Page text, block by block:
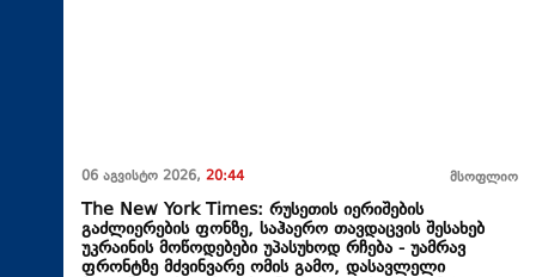
06 აგვისტო 2026, 20:44 მსოფლიო
The New York Times: რუსეთის იერიშების
გაძლიერების ფონზე, საჰაერო თავდაცვის შესახებ
უკრაინის მოწოდებები უპასუხოდ რჩება - უამრავ
ფრონტზე მძვინვარე ომის გამო, დასავლელი